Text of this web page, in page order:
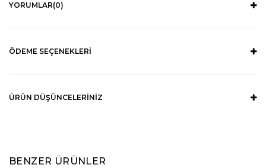
YORUMLAR(0)
ÖDEME SEÇENEKLERI
ÜRÜN DÜŞÜNCELERINIZ
BENZER ÜRÜNLER